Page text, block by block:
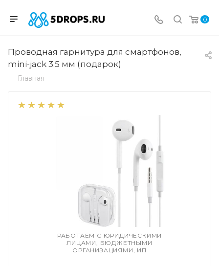
0
Проводная гарнитура для смартфонов,
mini-jack 3.5 мм (подарок)
Главная
РАБОТАЕМ С ЮРИДИЧЕСКИМИ
ЛИЦАМИ, БЮДЖЕТНЫМИ
ОРГАНИЗАЦИЯМИ, ИП